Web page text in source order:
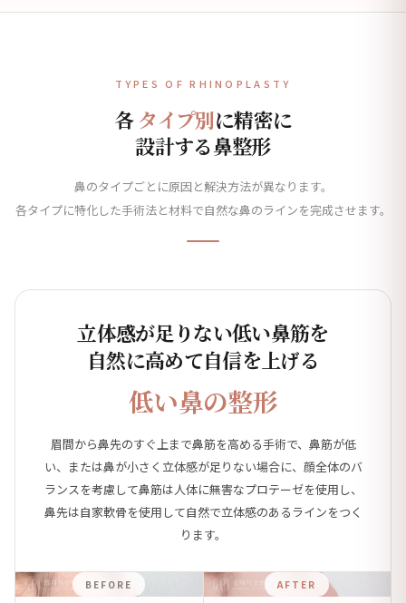
TYPES OF RHINOPLASTY
各タイプ別に精密に
設計する鼻整形
鼻のタイプごとに原因と解決方法が異なります。
各タイプに特化した手術法と材料で自然な鼻のラインを完成させます。
立体感が足りない低い鼻筋を
自然に高めて自信を上げる
低い鼻の整形
眉間から鼻先のすぐ上まで鼻筋を高める手術で、鼻筋が低
い、または鼻が小さく立体感が足りない場合に、顔全体のバ
ランスを考慮して鼻筋は人体に無害なプロテーゼを使用し、
鼻先は自家軟骨を使用して自然で立体感のあるラインをつく
ります。
BEFORE AFTER